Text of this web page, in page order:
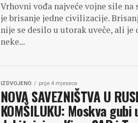
Vrhovni vođa najveće vojne sile na
je brisanje jedne civilizacije.
nije se desilo u utorak uveče, ali je
neke...
IZDVOJENO prije 4 mjeseca
NOVA SAVEZNIŠTVA U
KOMŠILUKU: Moskva